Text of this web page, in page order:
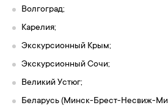
Волгоград;
Карелия;
Экскурсионный Крым;
Экскурсионный Сочи;
Великий Устюг;
Беларусь (Минск-Брест-Несвиж-